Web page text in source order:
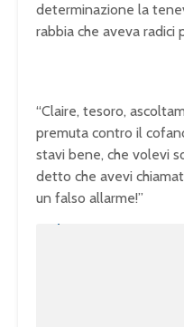
determinazione la
rabbia che aveva radici
“Claire, tesoro,
premuta contro il
stavi bene, che volevi
detto che avevi
un falso allarme!”